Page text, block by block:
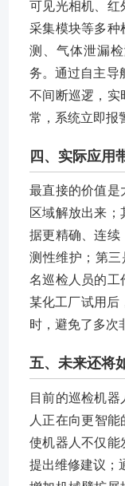
可见光相机、红
采集模块等多种
测、气体泄漏
务。通过自主导
不间断巡逻，实
常，系统立即报
四、实际应用
最直接的价值
区域解放出来
据更精确、连续
测性维护；第
名巡检人员的工
某化工厂试用后
时，避免了多次
五、未来还将
目前的巡检机
人正在向更智
使机器人不仅能
提出维修建议；